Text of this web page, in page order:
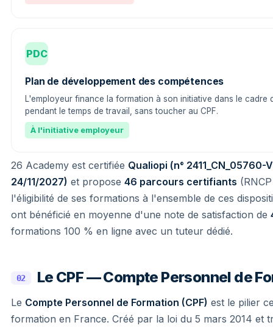
PDC
Plan de développement des compétences
L'employeur finance la formation à son initiative dans le cadre
pendant le temps de travail, sans toucher au CPF.
À l'initiative employeur
26 Academy est certifiée Qualiopi (n°
24/11/2027) et propose 46 parcours certifiants
l'éligibilité de ses formations à l'ensemble de ces
ont bénéficié en moyenne d'une note de satisfaction de
formations 100 % en ligne avec un tuteur dédié.
02 Le CPF — Compte Personnel de
Le Compte Personnel de Formation (CPF) est le pilier
formation en France. Créé par la loi du 5 mars 2014 et